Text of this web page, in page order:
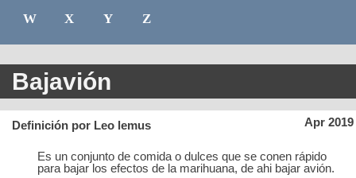
W
X Y Z
Bajavión
Apr 2019
Definición por Leo lemus
Es un conjunto de comida o dulces que se conen rápido
para bajar los efectos de la marihuana, de ahi bajar avión.